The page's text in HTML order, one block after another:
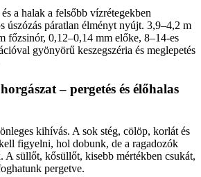
a halak a felsőbb vízrétegekben
úszózás páratlan élményt nyújt. 3,9–4,2 m
főzsinór, 0,12–0,14 mm előke, 8–14-es
gyönyörű keszegszéria és meglepetés
– pergetés és élőhalas
kihívás. A sok stég, cölöp, korlát és
figyelni, hol dobunk, de a ragadozók
A süllőt, kősüllőt, kisebb mértékben csukát,
pergetve.